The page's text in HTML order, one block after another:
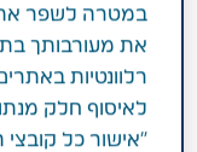
מטופלים משתפים
לצערי
במטרה לשפר את
את מעורבותך
רלוונטיות
לאיסוף חלק
"אישור כל קובצי